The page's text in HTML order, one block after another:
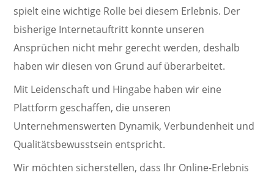
spielt eine wichtige Rolle bei diesem Erlebnis. Der
bisherige Internetauftritt konnte unseren
Ansprüchen nicht mehr gerecht werden, deshalb
haben wir diesen von Grund auf überarbeitet.
Mit Leidenschaft und Hingabe haben wir eine
Plattform geschaffen, die unseren
Unternehmenswerten Dynamik, Verbundenheit und
Qualitätsbewusstsein entspricht.
Wir möchten sicherstellen, dass Ihr Online-Erlebnis